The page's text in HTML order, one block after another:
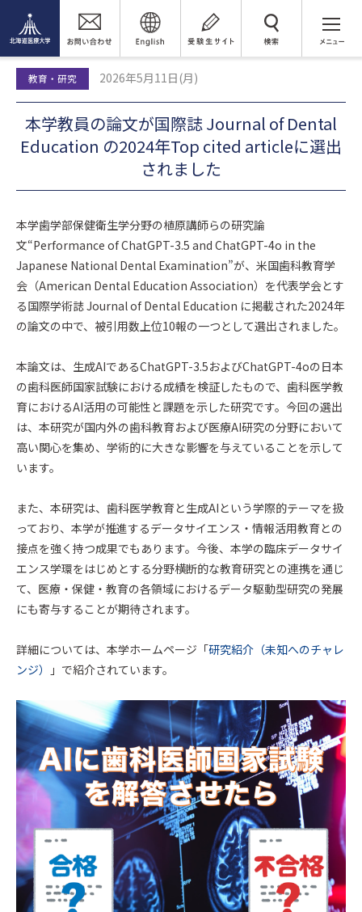
検 索
本学教員の論文が国際誌 Journal of Dental Education の2024年Top
cited articleに選出されました
教育・研究 2026年5月11日(月)
本学教員の論文が国際誌 Journal of Dental
Education の2024年Top cited articleに選出
されました
本学歯学部保健衛生学分野の植原講師らの研究論
文“Performance of ChatGPT-3.5 and ChatGPT-4o in the
Japanese National Dental Examination”が、米国歯科教育学
会（American Dental Education Association）を代表学会とす
る国際学術誌 Journal of Dental Education に掲載された2024年
の論文の中で、被引用数上位10報の一つとして選出されました。
本論文は、生成AIであるChatGPT-3.5およびChatGPT-4oの日本
の歯科医師国家試験における成績を検証したもので、歯科医学教
育におけるAI活用の可能性と課題を示した研究です。今回の選出
は、本研究が国内外の歯科教育および医療AI研究の分野において
高い関心を集め、学術的に大きな影響を与えていることを示して
います。
また、本研究は、歯科医学教育と生成AIという学際的テーマを扱
っており、本学が推進するデータサイエンス・情報活用教育との
接点を強く持つ成果でもあります。今後、本学の臨床データサイ
エンス学環をはじめとする分野横断的な教育研究との連携を通じ
て、医療・保健・教育の各領域におけるデータ駆動型研究の発展
にも寄与することが期待されます。
詳細については、本学ホームページ「研究紹介（未知へのチャレ
ンジ）
」で紹介されています。